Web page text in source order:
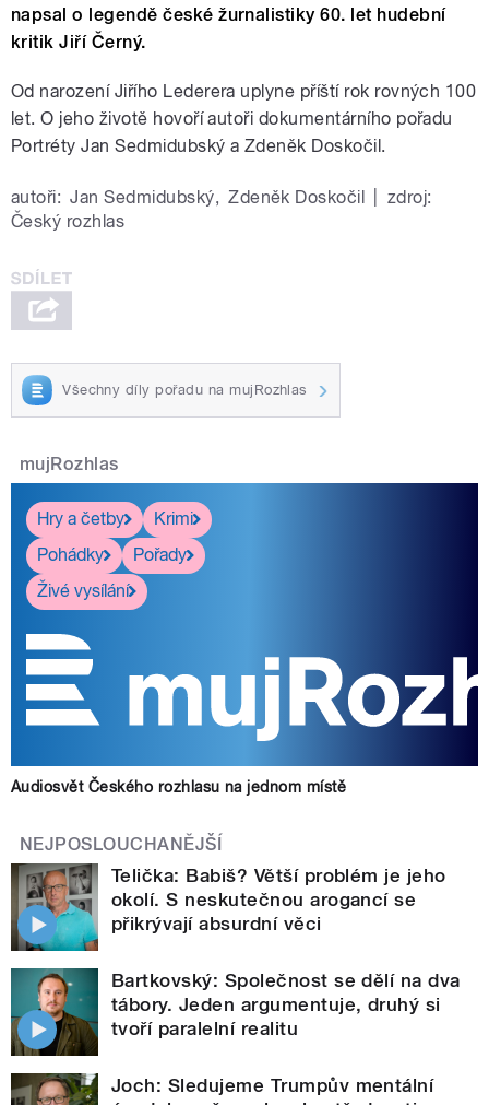
napsal o legendě české žurnalistiky 60. let hudební
kritik Jiří Černý.
Od narození Jiřího Lederera uplyne příští rok rovných 100
let. O jeho životě hovoří autoři dokumentárního pořadu
Portréty Jan Sedmidubský a Zdeněk Doskočil.
autoři: Jan Sedmidubský, Zdeněk Doskočil
zdroj:
Český rozhlas
Všechny díly pořadu na mujRozhlas
mujRozhlas
Hry a četby
Krimi
Pohádky
Pořady
Živé vysílání
Audiosvět Českého rozhlasu na jednom místě
NEJPOSLOUCHANĚJŠÍ
Telička: Babiš? Větší problém je jeho
okolí. S neskutečnou arogancí se
přikrývají absurdní věci
Bartkovský: Společnost se dělí na dva
tábory. Jeden argumentuje, druhý si
tvoří paralelní realitu
Joch: Sledujeme Trumpův mentální